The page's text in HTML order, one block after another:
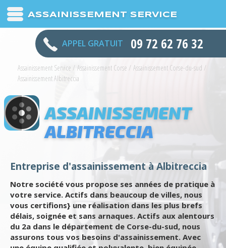
ASSAINISSEMENT SERVICE
APPEL GRATUIT 09 72 62 76 32
Assainissement Service / Assainissement Corse / Assainissement Corse-du-sud /
Assainissement Albitreccia
ASSAINISSEMENT
ALBITRECCIA
Entreprise d'assainissement à Albitreccia
Notre société vous propose ses années de pratique à
votre service. Actifs dans beaucoup de villes, nous
vous certifions} une réalisation dans les plus brefs
délais, soignée et sans arnaques. Actifs aux alentours
du 2a dans le département de Corse-du-sud, nous
assurons tous vos besoins d'assainissement. Avec